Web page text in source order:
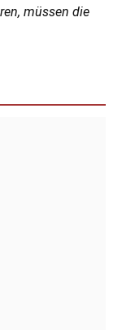
müssen die